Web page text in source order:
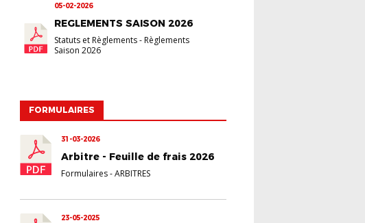
05-02-2026
REGLEMENTS SAISON 2026
Statuts et Règlements- Règlements
Saison 2026
FORMULAIRES
31-03-2026
Arbitre - Feuille de frais 2026
Formulaires-ARBITRES
23-05-2025